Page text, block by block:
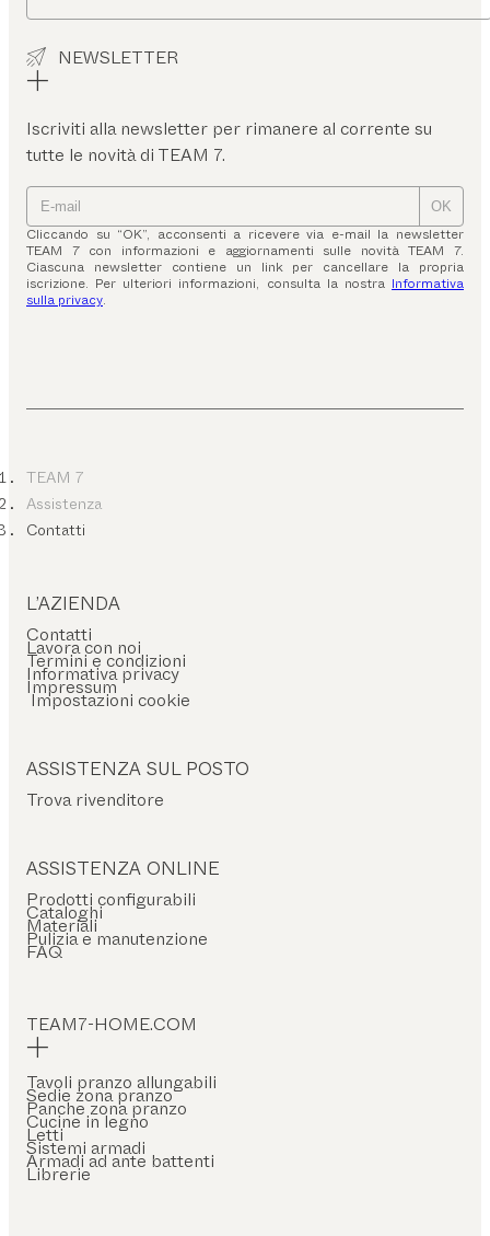
NEWSLETTER
Iscriviti alla newsletter per rimanere al corrente su
tutte le novità di TEAM 7.
OK
Cliccando su “OK”, acconsenti a ricevere via e-mail la newsletter
TEAM 7 con informazioni e aggiornamenti sulle novità TEAM 7.
Ciascuna newsletter contiene un link per cancellare la propria
iscrizione. Per ulteriori informazioni, consulta la nostra Informativa
sulla privacy.
TEAM 7
Assistenza
Contatti
L’AZIENDA
Contatti
Lavora con noi
Termini e condizioni
Informativa privacy
Impressum
Impostazioni cookie
ASSISTENZA SUL POSTO
Trova rivenditore
ASSISTENZA ONLINE
Prodotti configurabili
Cataloghi
Materiali
Pulizia e manutenzione
FAQ
TEAM7-HOME.COM
Tavoli pranzo allungabili
Sedie zona pranzo
Panche zona pranzo
Cucine in legno
Letti
Sistemi armadi
Armadi ad ante battenti
Librerie